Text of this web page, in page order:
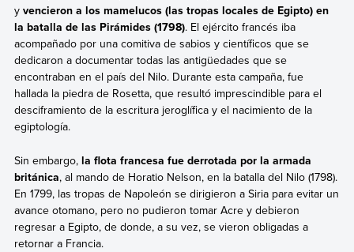
y vencieron a los mamelucos (las tropas locales de Egipto) en
la batalla de las Pirámides (1798). El ejército francés iba
acompañado por una comitiva de sabios y científicos que se
dedicaron a documentar todas las antigüedades que se
encontraban en el país del Nilo. Durante esta campaña, fue
hallada la piedra de Rosetta, que resultó imprescindible para el
desciframiento de la escritura jeroglífica y el nacimiento de la
egiptología.
Sin embargo, la flota francesa fue derrotada por la armada
británica, al mando de Horatio Nelson, en la batalla del Nilo (1798).
En 1799, las tropas de Napoleón se dirigieron a Siria para evitar un
avance otomano, pero no pudieron tomar Acre y debieron
regresar a Egipto, de donde, a su vez, se vieron obligadas a
retornar a Francia.